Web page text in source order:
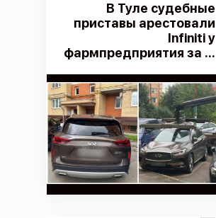
В Туле судебные
приставы арестовали
Infiniti у
фармпредприятия за ...